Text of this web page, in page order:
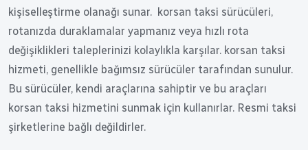
kişiselleştirme olanağı sunar. korsan taksi sürücüleri,
rotanızda duraklamalar yapmanız veya hızlı rota
değişiklikleri taleplerinizi kolaylıkla karşılar. korsan taksi
hizmeti, genellikle bağımsız sürücüler tarafından sunulur.
Bu sürücüler, kendi araçlarına sahiptir ve bu araçları
korsan taksi hizmetini sunmak için kullanırlar. Resmi taksi
şirketlerine bağlı değildirler.